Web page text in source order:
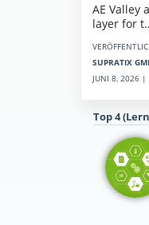
AE Valley
layer for
SUPRATIX
JUNI 8, 2026 |
Top 4